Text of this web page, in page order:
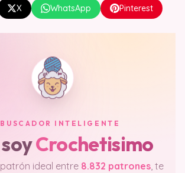
X WhatsApp Pinterest
INTELIGENTE
Crochetisimo
ideal entre 8.832 patrones, te